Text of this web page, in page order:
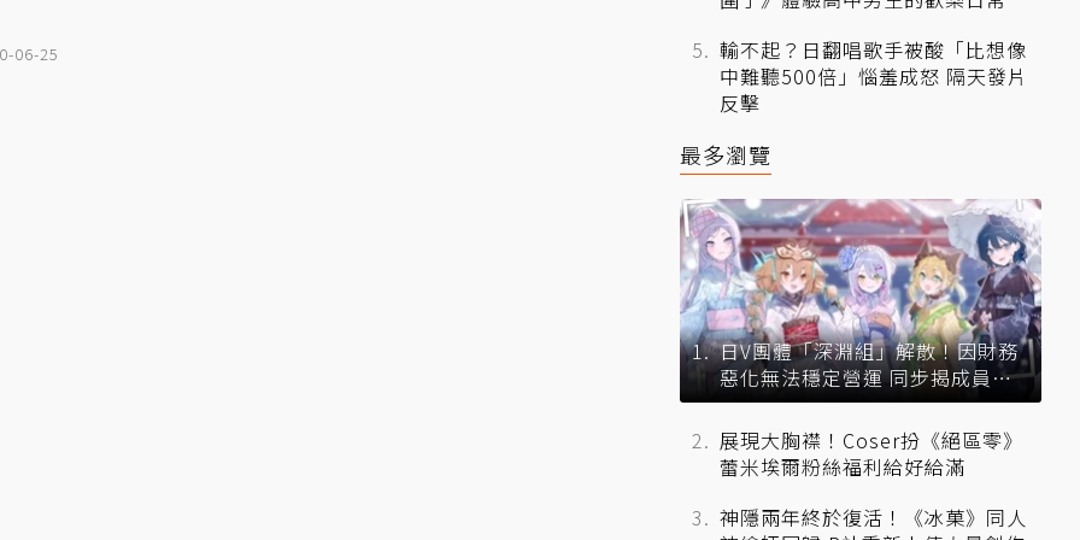
06-25
輸不起？日翻唱歌手被酸「比想像
中難聽500倍」惱羞成怒 隔天發片
反擊
最多瀏覽
日V團體「深淵組」解散！因財務
惡化無法穩定營運 同步揭成員未
來去向
展現大胸襟！Coser扮《絕區零》
蕾米埃爾粉絲福利給好給滿
神隱兩年終於復活！《冰菓》同人